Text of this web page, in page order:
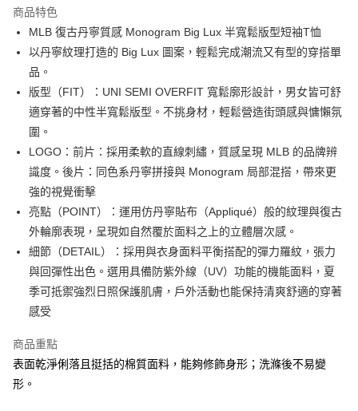
AlipayHK
WeChat Pay
送貨方式
每筆HK$50.00，滿HK$499.00或以上免運費
付款後順豐合作便利店
每筆HK$50.00，滿HK$499.00或以上免運費
送貨上門免運優惠
每筆HK$50.00，滿HK$499.00或以上免運費
配送至澳門 運費表
商品特色
MLB 復古丹寧質感 Monogram Big Lux 半寬鬆版型短袖T恤
以丹寧紋理打造的 Big Lux 圖案，輕鬆完成潮流又有型的穿搭單
品。
版型（FIT）：UNI SEMI OVERFIT 寬鬆廓形設計，男女皆可舒
適穿著的中性半寬鬆版型。不挑身材，輕鬆營造街頭感與慵懶氛
圍。
LOGO：前片：採用柔軟的直線刺繡，質感呈現 MLB 的品牌辨
識度。後片：同色系丹寧拼接與 Monogram 局部混搭，帶來更
強的視覺衝擊
亮點（POINT）：運用仿丹寧貼布（Appliqué）般的紋理與復古
外輪廓表現，呈現如自然覆於面料之上的立體層次感。
細節（DETAIL）：採用與衣身面料平衡搭配的彈力羅紋，張力
與回彈性出色。選用具備防紫外線（UV）功能的機能面料，夏
季可抵禦強烈日照保護肌膚，戶外活動也能保持清爽舒適的穿著
感受
商品重點
表面乾淨俐落且挺括的棉質面料，能夠修飾身形；洗滌後不易變
形。